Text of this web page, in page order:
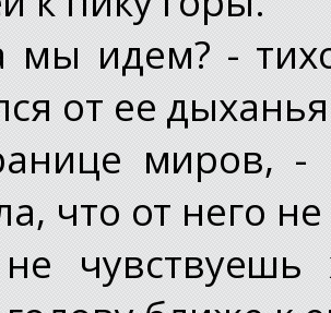
мы идем? -
от ее
миров, -
что от него
чувствуешь